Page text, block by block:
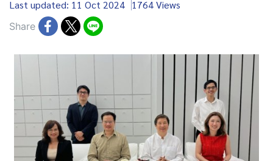
Last updated: 11 Oct 2024 1764 Views
Share